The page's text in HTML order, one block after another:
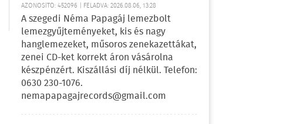
AZONOSÍTÓ: 452096 | FELADVA: 2026.08.06, 13:28
A szegedi Néma Papagáj lemezbolt
lemezgyűjteményeket, kis és nagy
hanglemezeket, műsoros zenekazettákat,
zenei CD-ket korrekt áron vásárolna
készpénzért. Kiszállási díj nélkül. Telefon:
0630 230-1076.
nemapapagajrecords@gmail.com